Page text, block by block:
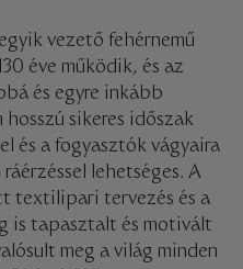
vezető fehérnemű
éve működik, és az
és egyre inkább
sikeres időszak
és a fogyasztók vágyaira
lehetséges. A
textilipari tervezés és a
is tapasztalt és motivált
meg a világ minden